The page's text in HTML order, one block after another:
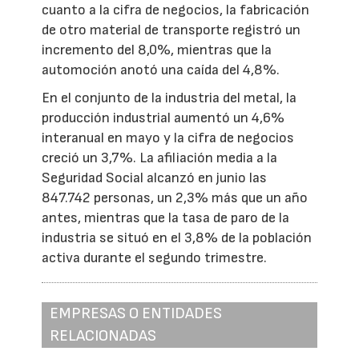
cuanto a la cifra de negocios, la fabricación
de otro material de transporte registró un
incremento del 8,0%, mientras que la
automoción anotó una caída del 4,8%.
En el conjunto de la industria del metal, la
producción industrial aumentó un 4,6%
interanual en mayo y la cifra de negocios
creció un 3,7%. La afiliación media a la
Seguridad Social alcanzó en junio las
847.742 personas, un 2,3% más que un año
antes, mientras que la tasa de paro de la
industria se situó en el 3,8% de la población
activa durante el segundo trimestre.
EMPRESAS O ENTIDADES
RELACIONADAS